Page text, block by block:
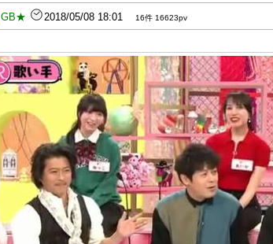
GB★ 2018/05/08 18:01 16件 16623pv